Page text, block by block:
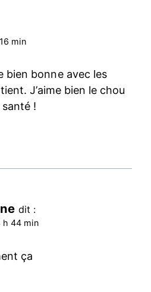
min
bien bonne avec les
J’aime bien le chou
santé !
dit :
h 44 min
ça